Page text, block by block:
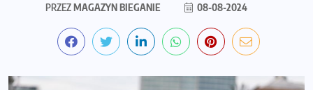
PRZEZMAGAZYN BIEGANIE 08-08-2024